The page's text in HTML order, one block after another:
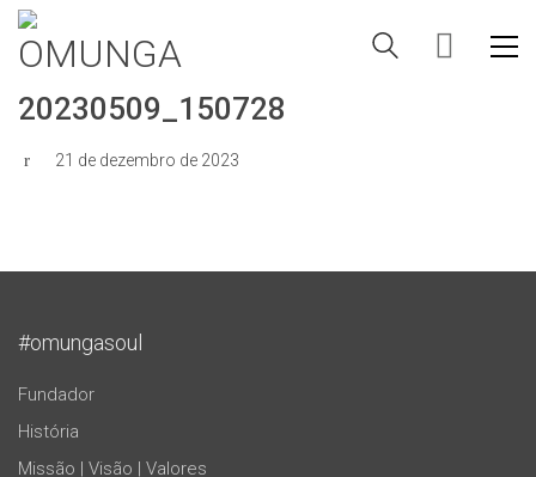
20230509_150728
21 de dezembro de 2023
#omungasoul
Fundador
História
Missão | Visão | Valores